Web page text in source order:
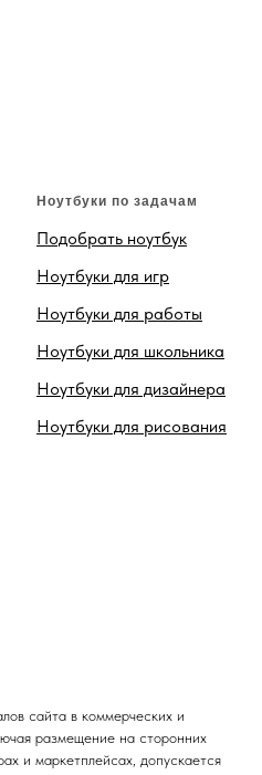
Ноутбуки по задачам
Подобрать ноутбук
Ноутбуки для игр
Ноутбуки для работы
Ноутбуки для школьника
Ноутбуки для дизайнера
Ноутбуки для рисования
сайта в коммерческих и
размещение на сторонних
и маркетплейсах, допускается